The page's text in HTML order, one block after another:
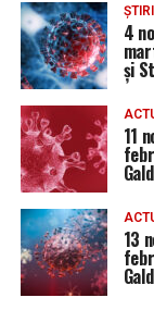
4
și
11
13